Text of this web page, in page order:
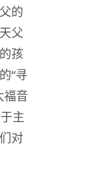
的
父
孩
“寻
福音
主
对